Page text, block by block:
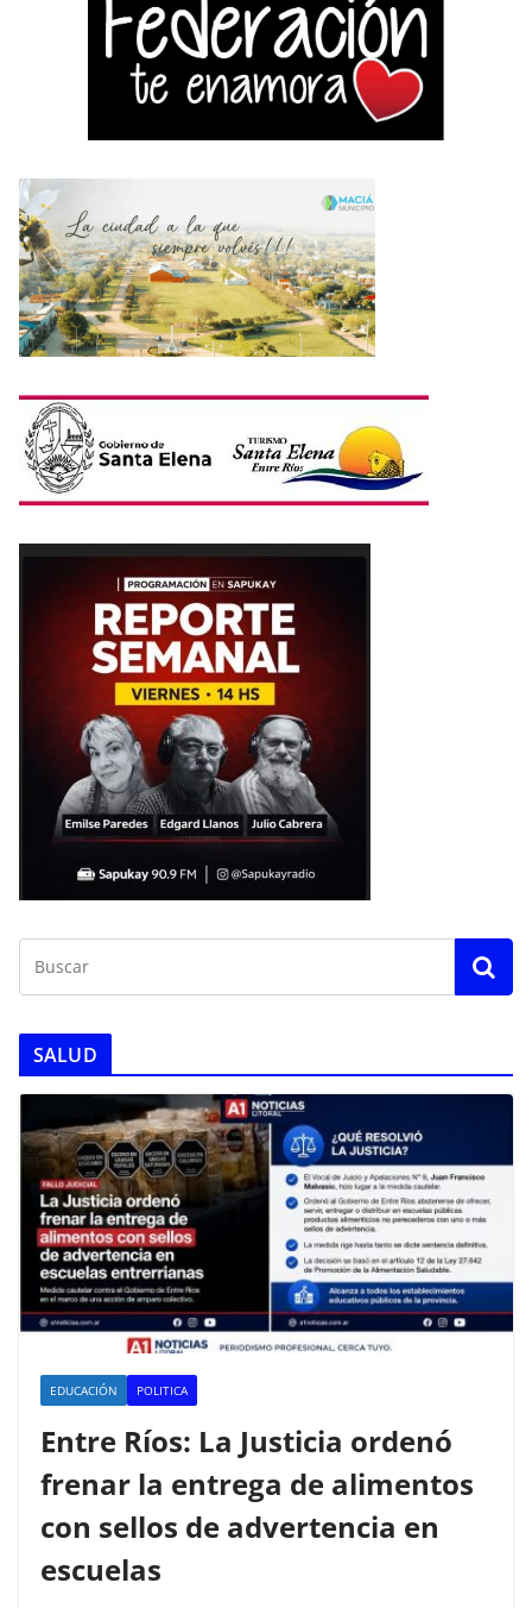
SALUD
EDUCACIÓN POLITICA
Entre Ríos: La Justicia ordenó
frenar la entrega de alimentos
con sellos de advertencia en
escuelas